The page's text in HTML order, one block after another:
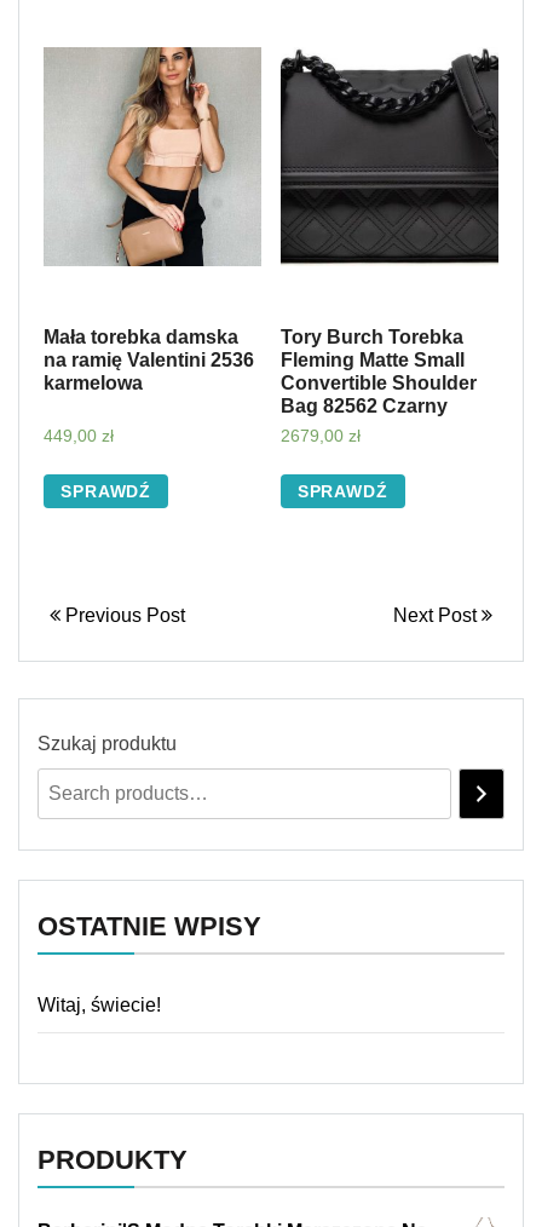
Mała torebka damska
na ramię Valentini 2536
karmelowa
449,00 zł
SPRAWDŹ
Tory Burch Torebka
Fleming Matte Small
Convertible Shoulder
Bag 82562 Czarny
2679,00 zł
SPRAWDŹ
Previous Post Next Post
Szukaj produktu
OSTATNIE WPISY
Witaj, świecie!
PRODUKTY